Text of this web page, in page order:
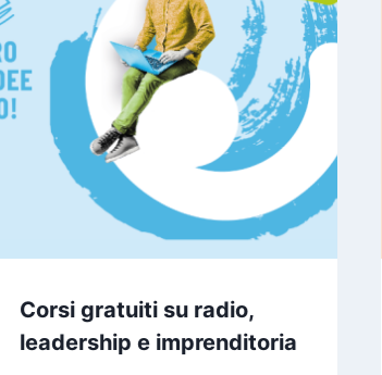
Corsi gratuiti su radio,
leadership e imprenditoria